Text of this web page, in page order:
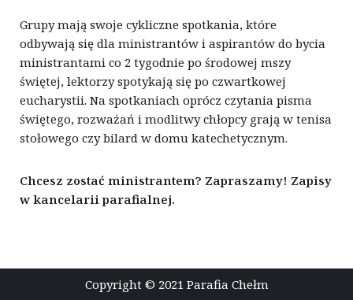
Grupy mają swoje cykliczne spotkania, które
odbywają się dla ministrantów i aspirantów do bycia
ministrantami co 2 tygodnie po środowej mszy
świętej, lektorzy spotykają się po czwartkowej
eucharystii. Na spotkaniach oprócz czytania pisma
świętego, rozważań i modlitwy chłopcy grają w tenisa
stołowego czy bilard w domu katechetycznym.
Chcesz zostać ministrantem? Zapraszamy! Zapisy
w kancelarii parafialnej.
Copyright © 2021 Parafia Chełm